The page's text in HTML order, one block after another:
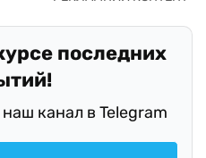
последних
канал в Telegram